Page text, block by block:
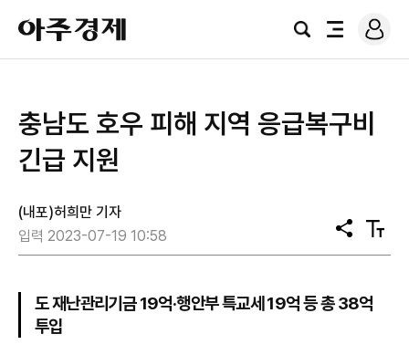
아
주
경
검
전
로
그
충남도 호우 피해 지역 응급복구비
긴급 지원
(내포)허희만 기자
입력 2023-07-19 10:58
공
유
텍
스
도 재난관리기금 19억·행안부 특교세 19억 등 총 38억
투입